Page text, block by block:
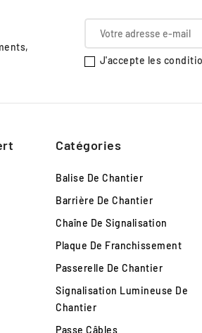
J'accepte les
Catégories
Balise De Chantier
Barrière De Chantier
Chaîne De Signalisation
Plaque De Franchissement
Passerelle De Chantier
Signalisation Lumineuse De
Chantier
Passe Câbles